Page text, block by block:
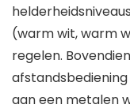
(warm wit, warm
regelen.
aan een metalen